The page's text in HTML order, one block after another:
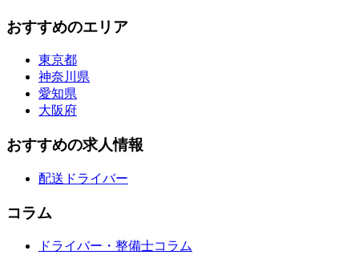
おすすめのエリア
東京都
神奈川県
愛知県
大阪府
おすすめの求人情報
配送ドライバー
コラム
ドライバー・整備士コラム